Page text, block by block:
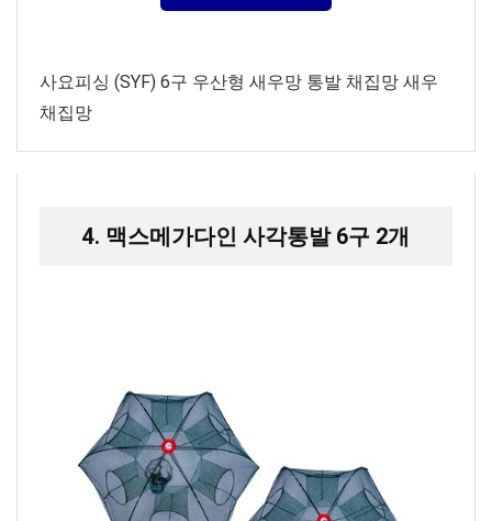
사요피싱 (SYF) 6구 우산형 새우망 통발 채집망 새우
채집망
4. 맥스메가다인 사각통발 6구 2개